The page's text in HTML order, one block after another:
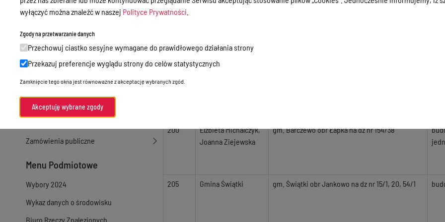
Sprawy załatwiane w urzędzie
Sprawy załatwiane internetowo
Oświadczenia majątkowe
e-Puap/ e-Doręczenia
Petycje
Praca
Zamówienia publiczne
Menu Podmiotowe
Wybory 2024
Wykaz danych o środowisku
Biuro Rzeczy Znalezionych
164
167
Andrzej Jarmołowicz
200
Elżbieta Michalczyk,
Joanna Ziejewska
gm. Barczewo obr Łapka na dz nr 154/38
205
Gmina Świątki gm. Świątki obr Jankowo na dz nr 15/1, 20, 54/1
wyłączyć można znaleźć w naszej Polityce Prywatności
Zgody na przetwarzanie danych
Przechowuj ciastko sesyjne wymagane do prawidłowego działania strony
Przekazuj preferencje wyglądu strony do celów statystycznych
Zamknięcie tego okna jest równoważne z akceptację wybranych zgód.
Akceptuję wybrane zgody